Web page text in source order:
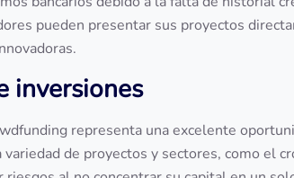
pueden presentar sus proyectos
inversiones
representa una excelente
de proyectos y sectores, como el